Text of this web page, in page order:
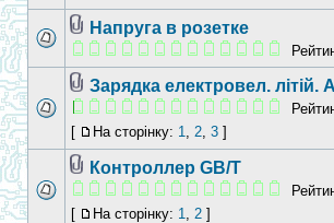
Напруга в розетке
Зарядка електровел.
[
На сторінку: 1, 2, 3 ]
Контроллер GB/T
[
На сторінку: 1, 2 ]